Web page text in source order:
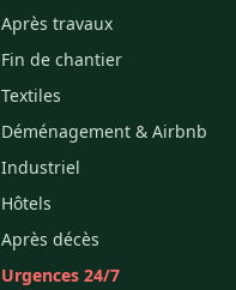
Après travaux
Fin de chantier
Textiles
Déménagement & Airbnb
Industriel
Hôtels
Après décès
Urgences 24/7